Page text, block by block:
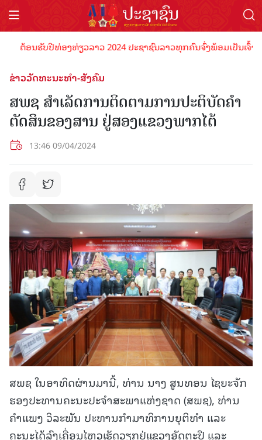
ຕ້ອນຮັບປີທ່ອງທ່ຽວລາວ 2024 ປະຊາຊົນລາວທຸກຄົນຈົ່ງພ້ອມເປັນເຈົ້າ
ຂ່າວວັດທະນະທຳ-ສັງຄົມ
ສພຊ ສຳເລັດການຕິດຕາມການປະຕິບັດຄຳ
ຕັດສິນຂອງສານ ຢູ່ສອງແຂວງພາກໄຕ້
13:46 09/04/2024
ສພຊ ໃນອາທິດຜ່ານມານີ້, ທ່ານ ນາງ ສູນທອນ ໄຊຍະຈັກ
ຮອງປະທານຄະນະປະຈໍາສະພາແຫ່ງຊາດ (ສພຊ), ທ່ານ
ຄຳແພງ ວິລະພັນ ປະທານກຳມາທິການຍຸຕິທຳ ແລະ
ຄະນະໄດ້ລົງເຄື່ອນໄຫວເຮັດວຽກຢູ່ແຂວງອັດຕະປື ແລະ